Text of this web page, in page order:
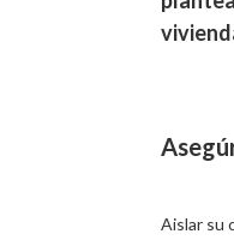
Aislar su